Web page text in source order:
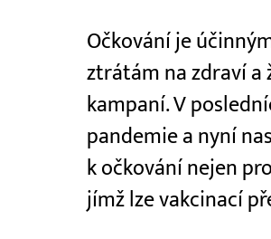
Očkování je
ztrátám na zdraví a
kampaní. V
pandemie a nyní
k očkování nejen
jímž lze vakcinací